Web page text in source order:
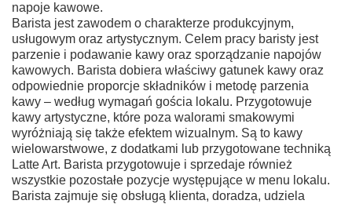
napoje kawowe.
Barista jest zawodem o charakterze produkcyjnym,
usługowym oraz artystycznym. Celem pracy baristy jest
parzenie i podawanie kawy oraz sporządzanie napojów
kawowych. Barista dobiera właściwy gatunek kawy oraz
odpowiednie proporcje składników i metodę parzenia
kawy – według wymagań gościa lokalu. Przygotowuje
kawy artystyczne, które poza walorami smakowymi
wyróżniają się także efektem wizualnym. Są to kawy
wielowarstwowe, z dodatkami lub przygotowane techniką
Latte Art. Barista przygotowuje i sprzedaje również
wszystkie pozostałe pozycje występujące w menu lokalu.
Barista zajmuje się obsługą klienta, doradza, udziela